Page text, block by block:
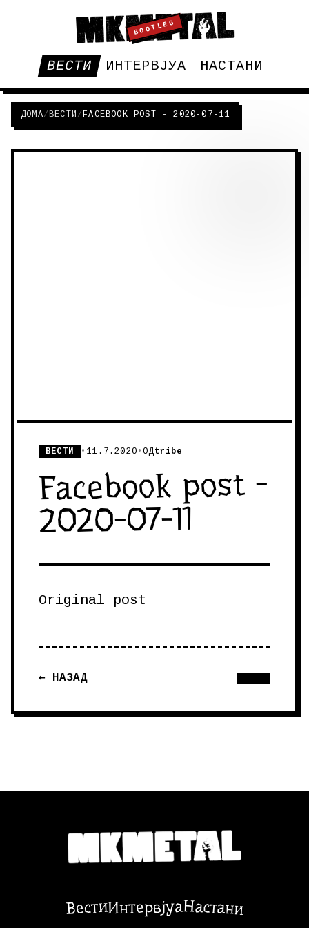
BOOTLEG
ВЕСТИ ИНТЕРВЈУА НАСТАНИ
ДОМА/ВЕСТИ /FACEBOOK POST - 2020-07-11
ВЕСТИ • 11.7.2020 •ОДtribe
Facebook post -
2020-07-11
Original post
← НАЗАД
ВестиИнтервјуаНастани